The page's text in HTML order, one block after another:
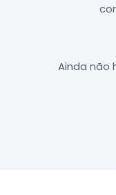
Ainda não